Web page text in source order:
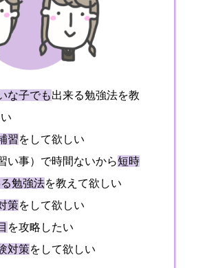
な子でも出来る勉強法を教
習をして欲しい
い事）で時間ないから短時
勉強法を教えて欲しい
策をして欲しい
を攻略したい
対策をして欲しい